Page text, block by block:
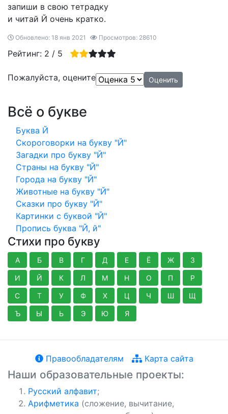
запиши в свою тетрадку
и читай Й очень кратко.
Обновлено: 18 янв 2021 Просмотров: 28610
Рейтинг: 2 / 5
Пожалуйста, оцените
Всё о букве
Буква Й
Скороговорки на букву "Й"
Загадки про букву "Й"
Страны на букву "Й"
Города на букву "Й"
Животные на букву "Й"
Сказки про букву "Й"
Картинки с буквой "Й"
Пропись буква "Й, й"
Стихи про букву
А Б В Г Д Е Ё Ж З
И Й К Л М Н О П Р
С Т У Ф Х Ц Ч Ш Щ
Ъ Ы Ь Э Ю Я
Правообладателям Карта сайта
Наши образовательные проекты:
Русский алфавит;
Арифметика (сложение, вычитание,